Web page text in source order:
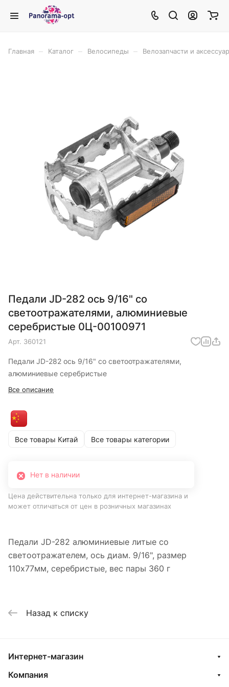
Главная Каталог Велосипеды Велозапчасти и
Педали JD-282 ось 9/16" со
светоотражателями, алюминиевые
серебристые 0Ц-00100971
Арт. 360121
Педали JD-282 ось 9/16" со светоотражателями,
алюминиевые серебристые
Все описание
Все товары Китай Все товары категории
Нет в наличии
Цена действительна только для интернет-магазина и
может отличаться от цен в розничных магазинах
Педали JD-282 алюминиевые литые со
светоотражателем, ось диам. 9/16", размер
110х77мм, серебристые, вес пары 360 г
Назад к списку
Интернет-магазин
Компания